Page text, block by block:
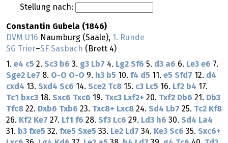
Stellung nach:
Constantin Gubela (1846)
DVM U16 Naumburg (Saale), 1. Runde
SG Trier–SF Sasbach (Brett 4)
1. e4 c5 2. Sc3 b6 3. g3 Lb7 4. Lg2 Sf6 5. d3 a6 6. Le3 e6 7.
Sge2 Le7 8. O-O O-O 9. h3 b5 10. f4 d5 11. e5 Sfd7 12. d4
cxd4 13. Sxd4 Sc6 14. Sce2 Tc8 15. c3 Lc5 16. Lf2 b4 17.
Tc1 bxc3 18. Sxc6 Txc6 19. Txc3 Lxf2+ 20. Txf2 Db6 21. Db3
Tfc8 22. Dxb6 Txb6 23. Txc8+ Lxc8 24. Sd4 Lb7 25. Tc2 Kf8
26. Kf2 Ke7 27. Lf1 f6 28. Sf3 Lc6 29. Ld3 h6 30. Sd4 La4
31. b3 fxe5 32. fxe5 Sxe5 33. Le2 Ld7 34. Ke3 Sc6 35. Sxc6+